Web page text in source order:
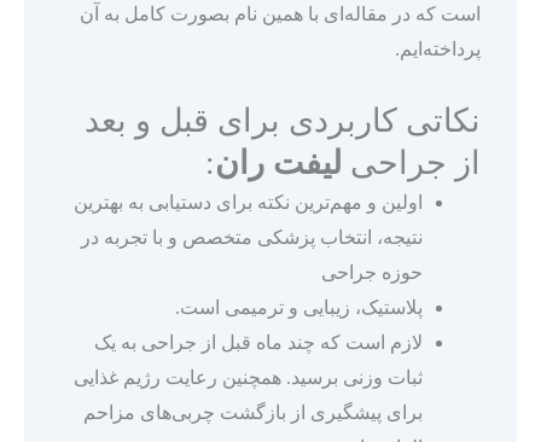
است که در مقاله‌ای با همین نام بصورت کامل به آن
پرداخته‌ایم.
نکاتی کاربردی برای قبل و بعد
از جراحی لیفت ران:
اولین و مهم‌ترین نکته برای دستیابی به بهترین
نتیجه، انتخاب پزشکی متخصص و با تجربه در
حوزه جراحی
پلاستیک، زیبایی و ترمیمی است.
لازم است که چند ماه قبل از جراحی به یک
ثبات وزنی برسید. همچنین رعایت رژیم غذایی
برای پیشگیری از بازگشت چربی‌های مزاحم